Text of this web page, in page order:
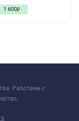
1 600₽
Работаем с